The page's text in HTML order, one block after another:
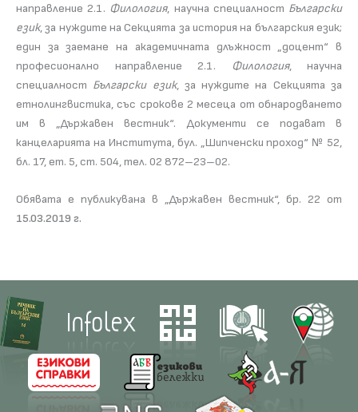
направление 2.1. Филология, научна специалност Български
език, за нуждите на Секцията за история на българския език;
един за заемане на академичната длъжност „доцент“ в
професионално направление 2.1.
Филология, научна
специалност Български език, за нуждите на Секцията за
етнолингвистика, със срокове 2 месеца от обнародването
им в „Държавен вестник“. Документи се подават в
канцеларията на Института, бул. „Шипченски проход“ № 52,
бл. 17, ет. 5, ст. 504, тел. 02 872–23–02.
Обявата е публикувана в „Държавен вестник“, бр. 22 от
15.03.2019 г.